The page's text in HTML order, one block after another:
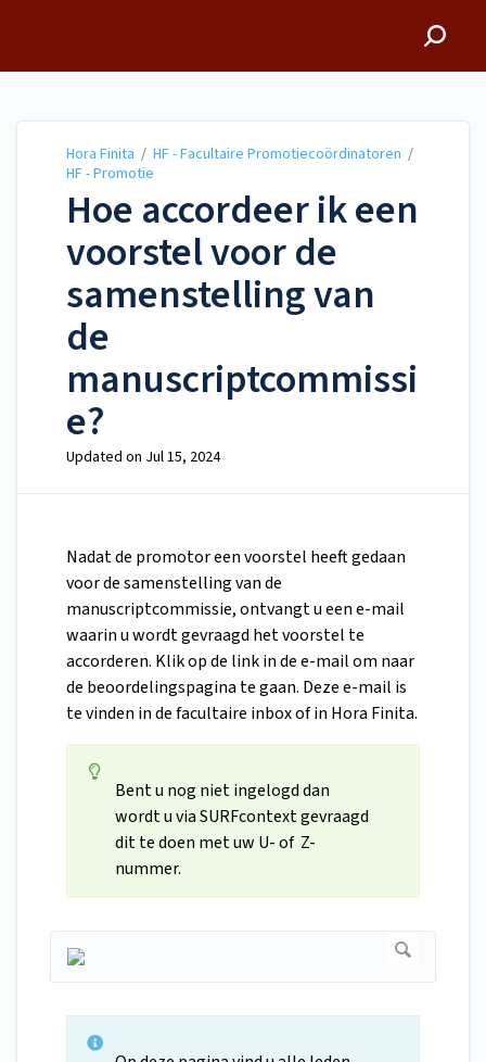
Hora Finita / HF - Facultaire Promotiecoördinatoren /
HF - Promotie
Hoe accordeer ik een
voorstel voor de
samenstelling van
de
manuscriptcommissi
e?
Updated on Jul 15, 2024
Nadat de promotor een voorstel heeft gedaan
voor de samenstelling van de
manuscriptcommissie, ontvangt u een e-mail
waarin u wordt gevraagd het voorstel te
accorderen. Klik op de link in de e-mail om naar
de beoordelingspagina te gaan. Deze e-mail is
te vinden in de facultaire inbox of in Hora Finita.
Bent u nog niet ingelogd dan
wordt u via SURFcontext gevraagd
dit te doen met uw U- of Z-
nummer.